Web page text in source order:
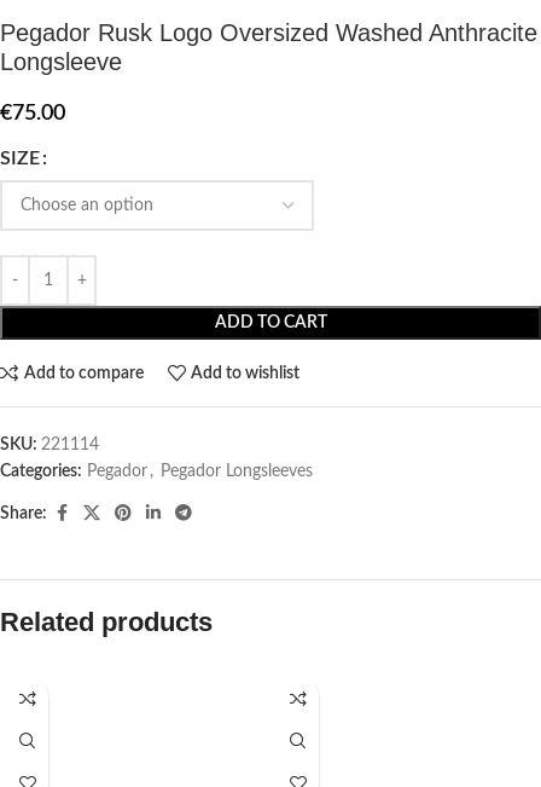
Pegador Rusk Logo Oversized Washed Anthracite
Longsleeve
€75.00
SIZE
ADD TO CART
Add to compare Add to wishlist
SKU: 221114
Categories: Pegador​ , Pegador Longsleeves
Share:
Related products